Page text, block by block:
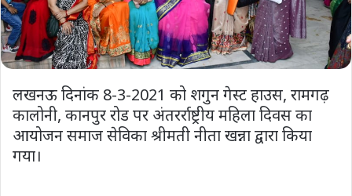
लखनऊ दिनांक 8-3-2021 को शगुन गेस्ट हाउस, रामगढ़
कालोनी, कानपुर रोड पर अंतरर्राष्ट्रीय महिला दिवस का
आयोजन समाज सेविका श्रीमती नीता खन्ना द्वारा किया
गया।